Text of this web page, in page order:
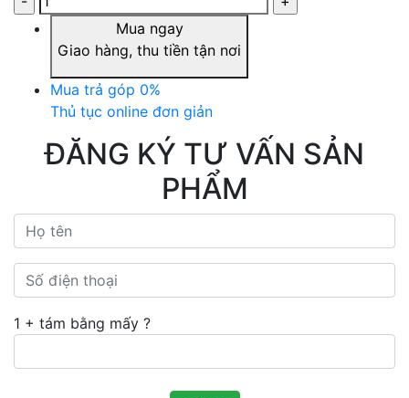
Mua ngay
Giao hàng, thu tiền tận nơi
Mua trả góp 0%
Thủ tục online đơn giản
ĐĂNG KÝ TƯ VẤN SẢN
PHẨM
1 + tám bằng mấy ?